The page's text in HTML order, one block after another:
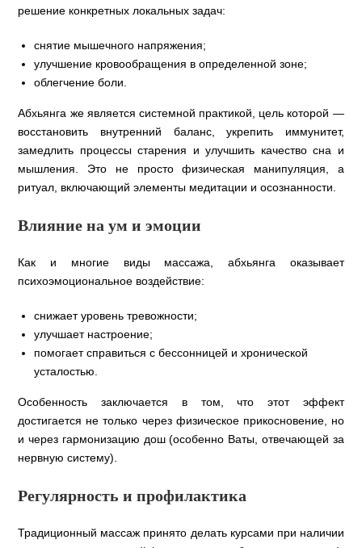
решение конкретных локальных задач:
снятие мышечного напряжения;
улучшение кровообращения в определенной зоне;
облегчение боли.
Абхьянга же является системной практикой, цель которой —
восстановить внутренний баланс, укрепить иммунитет,
замедлить процессы старения и улучшить качество сна и
мышления. Это не просто физическая манипуляция, а
ритуал, включающий элементы медитации и осознанности.
Влияние на ум и эмоции
Как и многие виды массажа, абхьянга оказывает
психоэмоциональное воздействие:
снижает уровень тревожности;
улучшает настроение;
помогает справиться с бессонницей и хронической
усталостью.
Особенность заключается в том, что этот эффект
достигается не только через физическое прикосновение, но
и через гармонизацию дош (особенно Ваты, отвечающей за
нервную систему).
Регулярность и профилактика
Традиционный массаж принято делать курсами при наличии